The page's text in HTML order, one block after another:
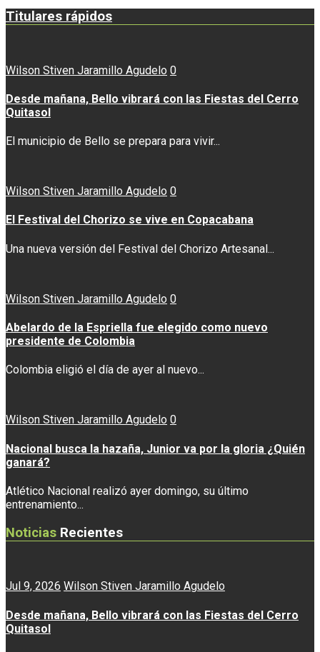
Titulares rápidos
Wilson Stiven Jaramillo Agudelo 0
Desde mañana, Bello vibrará con las Fiestas del Cerro
Quitasol
El municipio de Bello se prepara para vivir...
Wilson Stiven Jaramillo Agudelo 0
El Festival del Chorizo se vive en Copacabana
Una nueva versión del Festival del Chorizo Artesanal...
Wilson Stiven Jaramillo Agudelo 0
Abelardo de la Espriella fue elegido como nuevo
presidente de Colombia
Colombia eligió el día de ayer al nuevo...
Wilson Stiven Jaramillo Agudelo 0
Nacional busca la hazaña, Junior va por la gloria ¿Quién
ganará?
Atlético Nacional realizó ayer domingo, su último
entrenamiento...
Noticias Recientes
Jul 9, 2026 Wilson Stiven Jaramillo Agudelo
Desde mañana, Bello vibrará con las Fiestas del Cerro
Quitasol